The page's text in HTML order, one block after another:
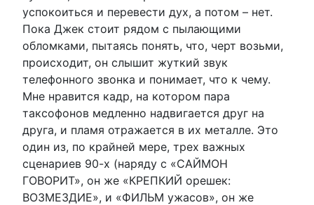
успокоиться и перевести дух, а потом – нет.
Пока Джек стоит рядом с пылающими
обломками, пытаясь понять, что, черт возьми,
происходит, он слышит жуткий звук
телефонного звонка и понимает, что к чему.
Мне нравится кадр, на котором пара
таксофонов медленно надвигается друг на
друга, и пламя отражается в их металле. Это
один из, по крайней мере, трех важных
сценариев 90-х (наряду с «САЙМОН
ГОВОРИТ», он же «КРЕПКИЙ орешек:
ВОЗМЕЗДИЕ», и «ФИЛЬМ ужасов», он же